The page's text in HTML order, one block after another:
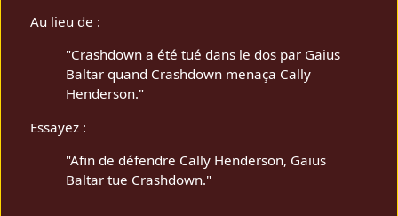
Au lieu de :
"Crashdown a été tué dans le dos par Gaius
Baltar quand Crashdown menaça Cally
Henderson."
Essayez :
"Afin de défendre Cally Henderson, Gaius
Baltar tue Crashdown."